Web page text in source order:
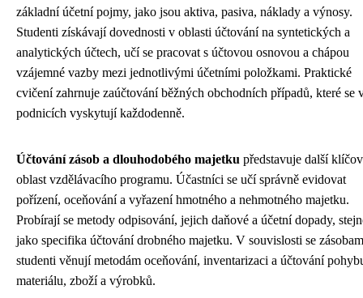
základní účetní pojmy, jako jsou aktiva, pasiva, náklady a výnosy.
Studenti získávají dovednosti v oblasti účtování na syntetických a
analytických účtech, učí se pracovat s účtovou osnovou a chápou
vzájemné vazby mezi jednotlivými účetními položkami. Praktické
cvičení zahrnuje zaúčtování běžných obchodních případů, které se
podnicích vyskytují každodenně.
Účtování zásob a dlouhodobého majetku představuje další
oblast vzdělávacího programu. Účastníci se učí správně evidovat
pořízení, oceňování a vyřazení hmotného a nehmotného majetku.
Probírají se metody odpisování, jejich daňové a účetní dopady,
jako specifika účtování drobného majetku. V souvislosti se
studenti věnují metodám oceňování, inventarizaci a účtování
materiálu, zboží a výrobků.